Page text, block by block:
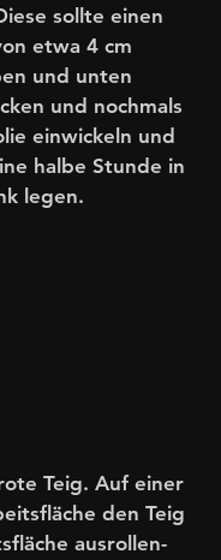
sollte einen
etwa 4 cm
und unten
und nochmals
einwickeln und
halbe Stunde in
legen.
Teig. Auf einer
den Teig
ausrollen-